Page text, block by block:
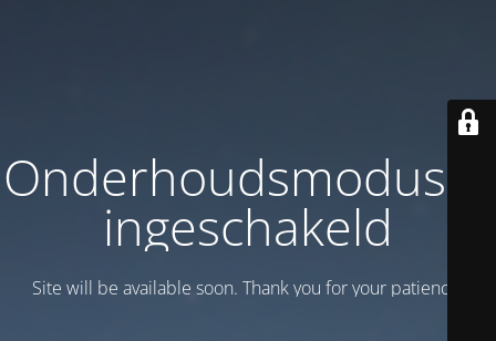
Onderhoudsmodus is
ingeschakeld
Site will be available soon. Thank you for your patience!